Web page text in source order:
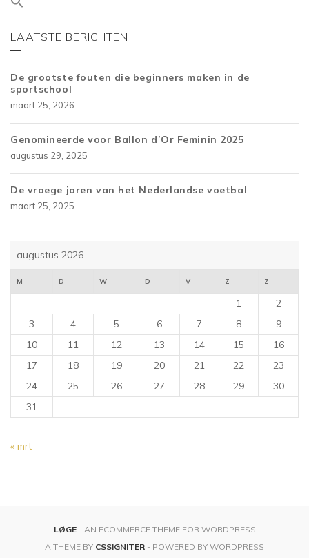
LAATSTE BERICHTEN
De grootste fouten die beginners maken in de
sportschool
maart 25, 2026
Genomineerde voor Ballon d’Or Feminin 2025
augustus 29, 2025
De vroege jaren van het Nederlandse voetbal
maart 25, 2025
augustus 2026
M D W D V Z Z
1
2
3
4 5 6 7 8
9
10
11 12 13 14 15
16
17
18 19 20 21 22
23
24
25 26 27 28 29
30
31
« mrt
LØGE - AN ECOMMERCE THEME FOR WORDPRESS
A THEME BY CSSIGNITER - POWERED BY WORDPRESS